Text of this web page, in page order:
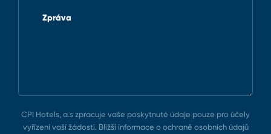
Zpráva
CPI Hotels, a.s zpracuje vaše poskytnuté údaje pouze pro účely
vyřízení vaší žádosti. Bližší informace o ochraně osobních údajů